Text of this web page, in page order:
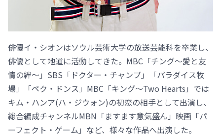
俳優イ・シオンはソウル芸術大学の放送芸能科を卒業し、
俳優として地道に活動してきた。MBC「チング～愛と友
情の絆～」SBS「ドクター・チャンプ」「パラダイス牧
場」「ペク・ドンス」MBC「キング～Two Hearts」では
キム・ハンア(ハ・ジウォン)の初恋の相手として出演し、
総合編成チャンネルMBN「ますます意気盛ん」映画「パ
ーフェクト・ゲーム」など、様々な作品へ出演した。